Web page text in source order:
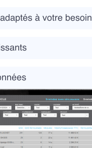
à votre besoin